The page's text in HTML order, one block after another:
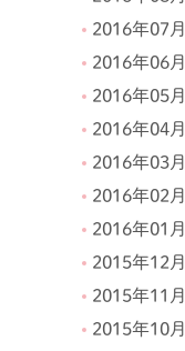
2016年07月
2016年06月
2016年05月
2016年04月
2016年03月
2016年02月
2016年01月
2015年12月
2015年11月
2015年10月